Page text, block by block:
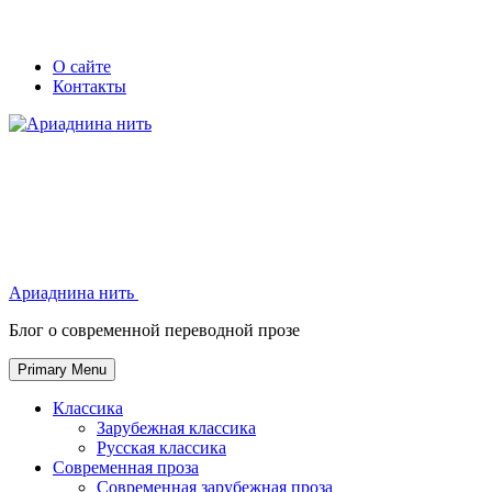
Skip
Secondary
left
navigation
Secondary
right
navigation
О сайте
Контакты
Ариаднина нить
Блог о современной переводной прозе
Primary Menu
Классика
Зарубежная классика
Русская классика
Современная проза
Современная зарубежная проза